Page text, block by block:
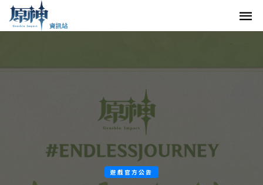
遊戲官方公告